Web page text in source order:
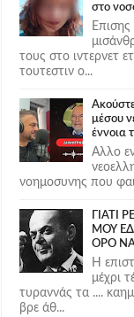
στο
τους στο ιντερνετ
τουτεστιν ο...
μέσου
έννοια
Αλλο
νοημοσυνης που
ΓΙΑΤΙ
ΜΟΥ
ΟΡΟ ΝΑ
Η
μέχρι
τυραννάς τα ....
βρε άθ...